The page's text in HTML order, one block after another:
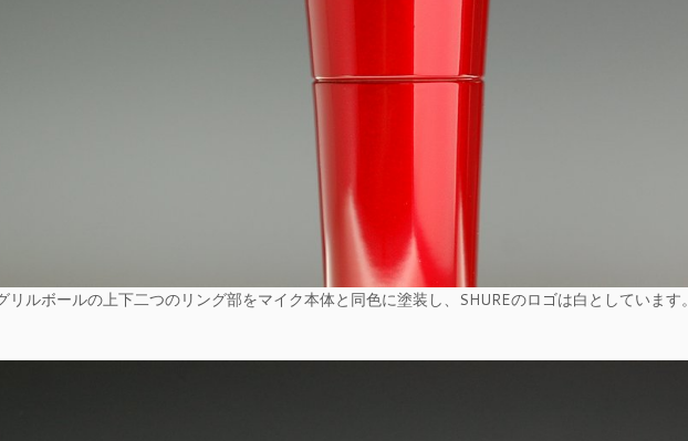
リルボールの上下二つのリング部をマイク本体と同色に塗装し、SHUREのロゴは白としています。